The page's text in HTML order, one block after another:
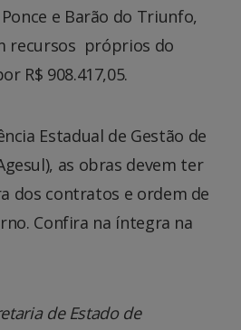
e Barão do Triunfo,
recursos próprios do
R$ 908.417,05.
Estadual de Gestão de
as obras devem ter
dos contratos e ordem de
Confira na íntegra na
de Estado de